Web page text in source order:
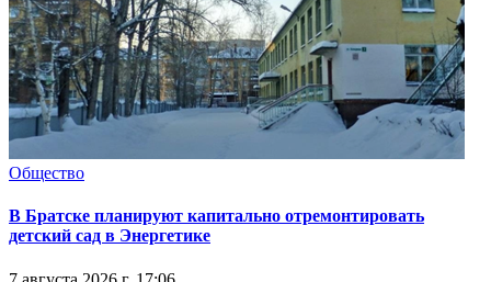
Общество
В Братске планируют капитально отремонтировать
детский сад в Энергетике